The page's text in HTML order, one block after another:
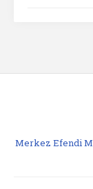
Merkez Efendi